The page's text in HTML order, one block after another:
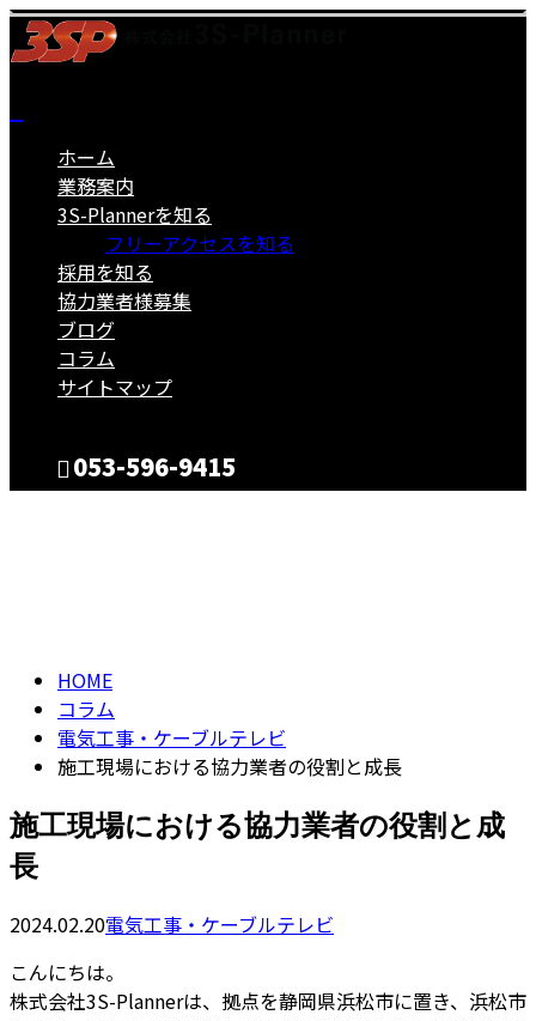
ホーム
業務案内
3S-Plannerを知る
フリーアクセスを知る
採用を知る
協力業者様募集
ブログ
コラム
サイトマップ
053-596-9415
HOME
コラム
電気工事・ケーブルテレビ
施工現場における協力業者の役割と成長
施工現場における協力業者の役割と成
長
2024.02.20電気工事・ケーブルテレビ
こんにちは。
株式会社3S-Plannerは、拠点を静岡県浜松市に置き、浜松市